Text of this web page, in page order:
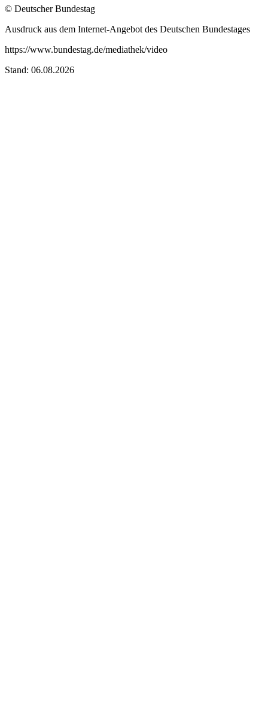
© Deutscher Bundestag
Ausdruck aus dem Internet-Angebot des Deutschen Bundestages
https://www.bundestag.de/mediathek/video
Stand: 06.08.2026